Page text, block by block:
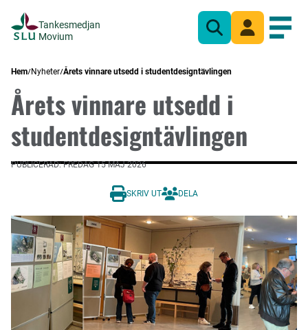
Tankesmedjan
Movium
Sök Mina sidor
Hem Nyheter Årets vinnare utsedd i studentdesigntävlingen
Årets vinnare utsedd i
studentdesigntävlingen
PUBLICERAD: FREDAG 15 MAJ 2026
SKRIV UT DELA